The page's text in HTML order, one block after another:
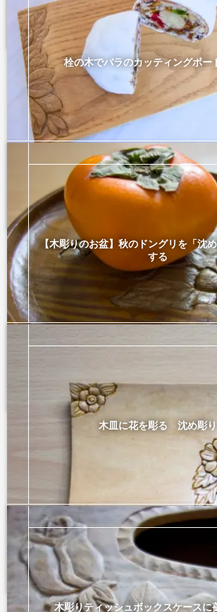
2026年1月30日
栓の木でバラのカッティングボー
皿・鍋敷き・盆
2026年1月30日
【木彫りのお盆】秋のドングリを「沈
する
2025年11月16日
木皿に花を彫る 沈め彫り
皿・鍋敷き・盆
2026年1月30日
木彫りティッシュボックスケースに